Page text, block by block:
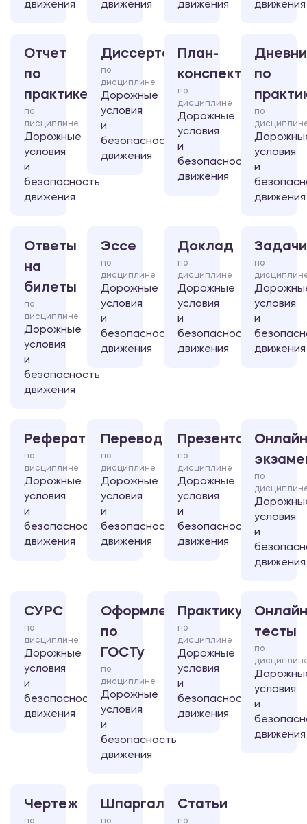
движения
движения
движения
движения
Отчет
по
практике
по
дисциплине
Дорожные
условия
и
безопасность
движения
Диссертация
по
дисциплине
Дорожные
условия
и
безопасность
движения
План-
конспект
по
дисциплине
Дорожные
условия
и
безопасность
движения
по
по
условия
и
движения
Ответы
на
билеты
по
дисциплине
Дорожные
условия
и
безопасность
движения
Эссе
по
дисциплине
Дорожные
условия
и
безопасность
движения
Доклад
по
дисциплине
Дорожные
условия
и
безопасность
движения
Задачи
по
условия
и
движения
Реферат
по
дисциплине
Дорожные
условия
и
безопасность
движения
Перевод
по
дисциплине
Дорожные
условия
и
безопасность
движения
Презентация
по
дисциплине
Дорожные
условия
и
безопасность
движения
по
условия
и
движения
СУРС
по
дисциплине
Дорожные
условия
и
безопасность
движения
Оформление
по
ГОСТу
по
дисциплине
Дорожные
условия
и
безопасность
движения
Практикум
по
дисциплине
Дорожные
условия
и
безопасность
движения
тесты
по
условия
и
движения
Чертеж
по
Шпаргалка
по
Статьи
по